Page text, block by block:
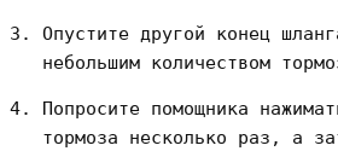
Опустите другой конец
небольшим количеством
Попросите помощника
тормоза несколько раз, а